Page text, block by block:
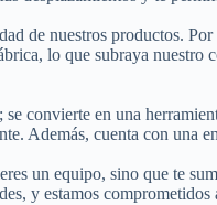
de nuestros productos.
lo que subraya
convierte en una
Además, cuenta con
un equipo, sino que te
y estamos